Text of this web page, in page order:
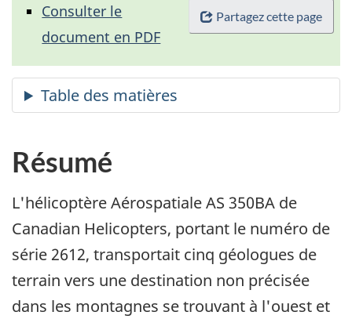
Partagez cette page
Consulter le
document en PDF
Résumé
L'hélicoptère Aérospatiale AS 350BA de
Canadian Helicopters, portant le numéro de
série 2612, transportait cinq géologues de
terrain vers une destination non précisée
dans les montagnes se trouvant à l'ouest et